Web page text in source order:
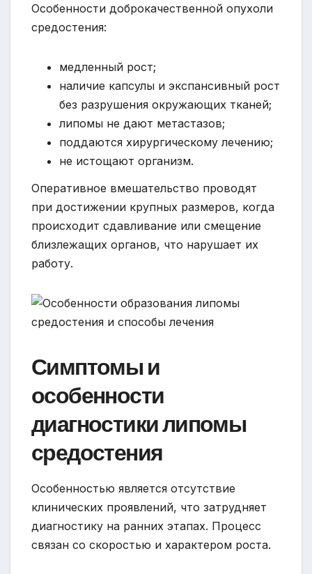
Особенности доброкачественной опухоли
средостения:
медленный рост;
наличие капсулы и экспансивный рост
без разрушения окружающих тканей;
липомы не дают метастазов;
поддаются хирургическому лечению;
не истощают организм.
Оперативное вмешательство проводят
при достижении крупных размеров, когда
происходит сдавливание или смещение
близлежащих органов, что нарушает их
работу.
Симптомы и
особенности
диагностики липомы
средостения
Особенностью является отсутствие
клинических проявлений, что затрудняет
диагностику на ранних этапах. Процесс
связан со скоростью и характером роста.